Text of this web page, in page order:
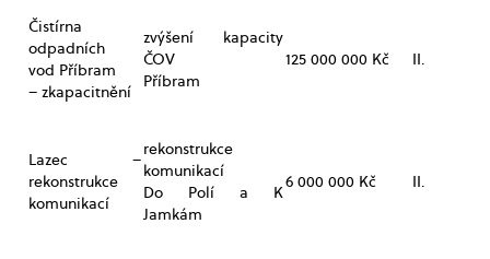
Čistírna
odpadních
vod Příbram
– zkapacitnění
zvýšení kapacity
ČOV
Příbram
125 000 000 Kč II.
Lazec –
rekonstrukce
komunikací
rekonstrukce
komunikací
Do Polí a K
Jamkám
6 000 000 Kč II.